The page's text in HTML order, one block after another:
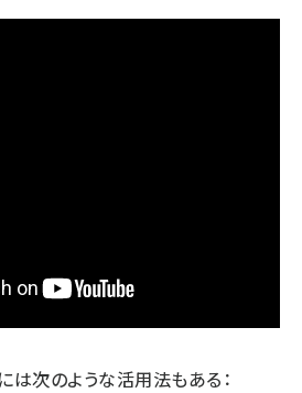
は次のような活用法もある：